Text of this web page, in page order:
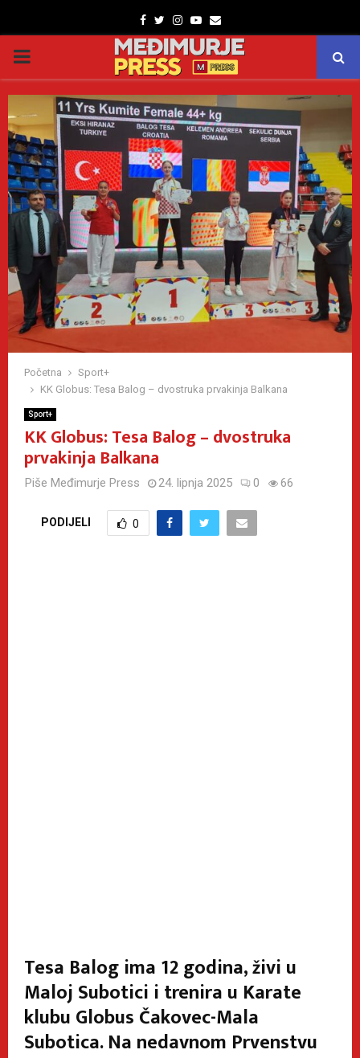
Facebook
TwitterInstagram
Youtube
Email
PRIMARY
MENU
Početna
Sport+
KK Globus: Tesa Balog – dvostruka prvakinja Balkana
Sport+
KK Globus: Tesa Balog – dvostruka
prvakinja Balkana
Piše Međimurje Press 24. lipnja 2025 0 66
PODIJELI 0
Tesa Balog ima 12 godina, živi u
Maloj Subotici i trenira u Karate
klubu Globus Čakovec-Mala
Subotica. Na nedavnom Prvenstvu